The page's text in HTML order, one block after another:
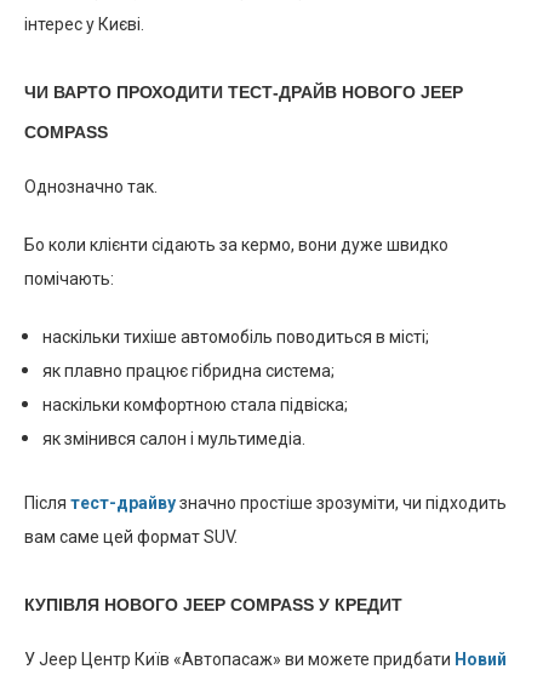
інтерес у Києві.
ЧИ ВАРТО ПРОХОДИТИ ТЕСТ-ДРАЙВ НОВОГО JEEP
COMPASS
Однозначно так.
Бо коли клієнти сідають за кермо, вони дуже швидко
помічають:
наскільки тихіше автомобіль поводиться в місті;
як плавно працює гібридна система;
наскільки комфортною стала підвіска;
як змінився салон і мультимедіа.
Після тест-драйвузначно простіше зрозуміти, чи підходить
вам саме цей формат SUV.
КУПІВЛЯ НОВОГО JEEP COMPASS У КРЕДИТ
У Jeep Центр Київ «Автопасаж» ви можете придбати Новий